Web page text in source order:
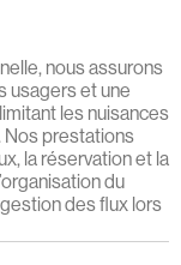
nous assurons
usagers et une
les nuisances
Nos prestations
la réservation et la
du
des flux lors